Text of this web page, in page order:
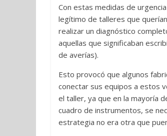
Con estas medidas de
legítimo de talleres que
realizar un diagnóstico
aquellas que significaban
de averías).
Esto provocó que algunos
conectar sus equipos a estos
el taller, ya que en la mayoría
cuadro de instrumentos, se
estrategia no era otra que